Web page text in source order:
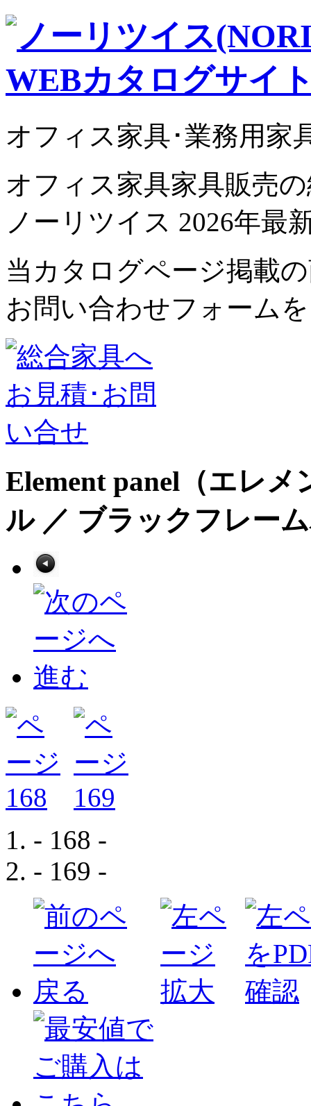
オフィス家具･業務用家
オフィス家具家具販売
ノーリツイス 2026年最
当カタログページ掲載
お問い合わせフォーム
Element panel（エレ
ル ／ ブラックフレー
- 168 -
- 169 -